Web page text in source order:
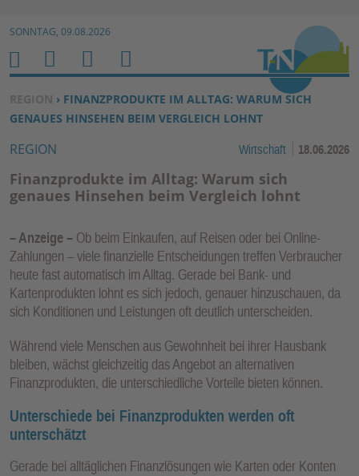
Zum Inhalt springen ↓
SONNTAG, 09.08.2026
SIE BEFINDEN SICH HIER:
REGION › FINANZPRODUKTE IM ALLTAG: WARUM SICH
GENAUES HINSEHEN BEIM VERGLEICH LOHNT
REGION Wirtschaft 18.06.2026
Finanzprodukte im Alltag: Warum sich
genaues Hinsehen beim Vergleich lohnt
– Anzeige – Ob beim Einkaufen, auf Reisen oder bei Online-
Zahlungen – viele finanzielle Entscheidungen treffen Verbraucher
heute fast automatisch im Alltag. Gerade bei Bank- und
Kartenprodukten lohnt es sich jedoch, genauer hinzuschauen, da
sich Konditionen und Leistungen oft deutlich unterscheiden.
Während viele Menschen aus Gewohnheit bei ihrer Hausbank
bleiben, wächst gleichzeitig das Angebot an alternativen
Finanzprodukten, die unterschiedliche Vorteile bieten können.
Unterschiede bei Finanzprodukten werden oft
unterschätzt
Gerade bei alltäglichen Finanzlösungen wie Karten oder Konten
H
O
M
E
M
E
N
U
S
U
C
N
B
E
N
Z
E
F
U
N
K
TI
O
N
E